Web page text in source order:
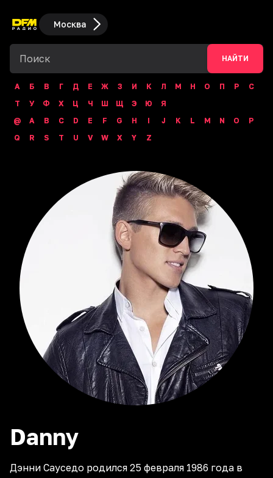
Москва
НАЙТИ
А Б В Г Д Е Ж З И К Л М Н О П Р
С
Т
У Ф Х Ц Ч Ш Щ Э Ю
Я
@
A B C D E F G H I J K L M N O
P
Q
R S T U V W X Y Z
Danny
Дэнни Сауседо родился 25 февраля 1986 года в